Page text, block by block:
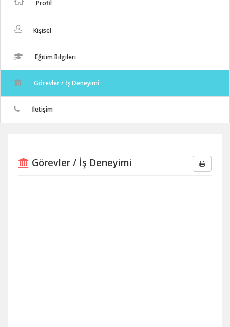
Profil
Kişisel
Eğitim Bilgileri
Görevler / İş Deneyimi
İletişim
Görevler / İş Deneyimi